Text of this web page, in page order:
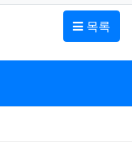
목록